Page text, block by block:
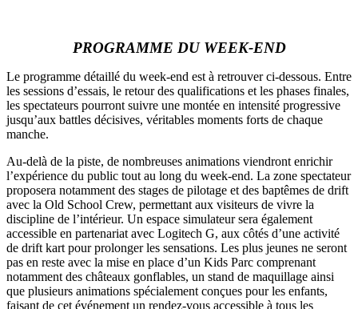
PROGRAMME DU WEEK-END
Le programme détaillé du week-end est à retrouver ci-dessous. Entre
les sessions d’essais, le retour des qualifications et les phases finales,
les spectateurs pourront suivre une montée en intensité progressive
jusqu’aux battles décisives, véritables moments forts de chaque
manche.
Au-delà de la piste, de nombreuses animations viendront enrichir
l’expérience du public tout au long du week-end. La zone spectateur
proposera notamment des stages de pilotage et des baptêmes de drift
avec la Old School Crew, permettant aux visiteurs de vivre la
discipline de l’intérieur. Un espace simulateur sera également
accessible en partenariat avec Logitech G, aux côtés d’une activité
de drift kart pour prolonger les sensations. Les plus jeunes ne seront
pas en reste avec la mise en place d’un Kids Parc comprenant
notamment des châteaux gonflables, un stand de maquillage ainsi
que plusieurs animations spécialement conçues pour les enfants,
faisant de cet événement un rendez-vous accessible à tous les